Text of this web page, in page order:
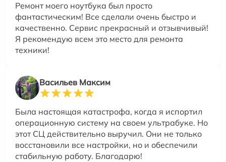
Ремонт моего ноутбука был просто
фантастическим! Все сделали очень быстро и
качественно. Сервис прекрасный и отзывчивый!
Я рекомендую всем это место для ремонта
техники!
Васильев Максим
Была настоящая катастрофа, когда я испортил
операционную систему на своем ультрабуке. Но
этот СЦ действительно выручил. Они не только
восстановили все настройки, но и обеспечили
стабильную работу. Благодарю!